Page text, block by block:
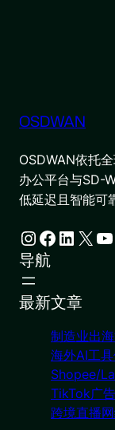
OSDWAN
OSDWAN依托
办公平台与SD-
低延迟且智能可
Instagram Facebook LinkedIn X YouTube
导航
最新文章
制造业出
海外AI工
Shopee/
TikTok广
跨境直播